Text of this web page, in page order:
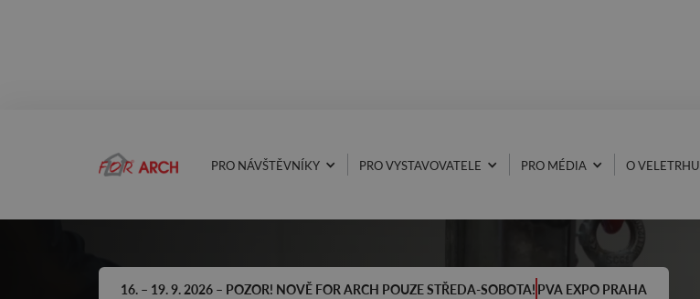
PRO NÁVŠTĚVNÍKY PRO VYSTAVOVATELE PRO MÉDIA O VELETRHU
16. – 19. 9. 2026 – POZOR! NOVĚ FOR ARCH POUZE STŘEDA-SOBOTA! PVA EXPO PRAHA